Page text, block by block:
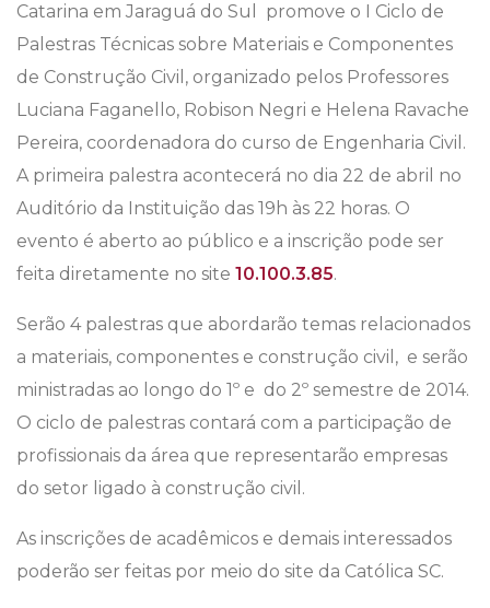
Catarina em Jaraguá do Sul promove o I Ciclo de
Palestras Técnicas sobre Materiais e Componentes
de Construção Civil, organizado pelos Professores
Luciana Faganello, Robison Negri e Helena Ravache
Pereira, coordenadora do curso de Engenharia Civil.
A primeira palestra acontecerá no dia 22 de abril no
Auditório da Instituição das 19h às 22 horas. O
evento é aberto ao público e a inscrição pode ser
feita diretamente no site 10.100.3.85.
Serão 4 palestras que abordarão temas relacionados
a materiais, componentes e construção civil, e serão
ministradas ao longo do 1º e do 2º semestre de 2014.
O ciclo de palestras contará com a participação de
profissionais da área que representarão empresas
do setor ligado à construção civil.
As inscrições de acadêmicos e demais interessados
poderão ser feitas por meio do site da Católica SC.